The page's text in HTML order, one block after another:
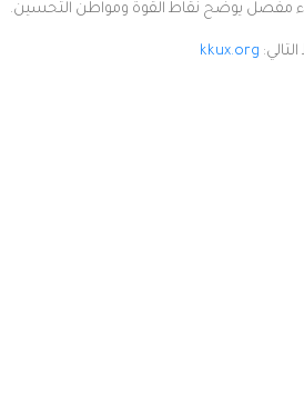
أداء مفصل يوضح نقاط القوة ومواطن التحسين.
kkux.org